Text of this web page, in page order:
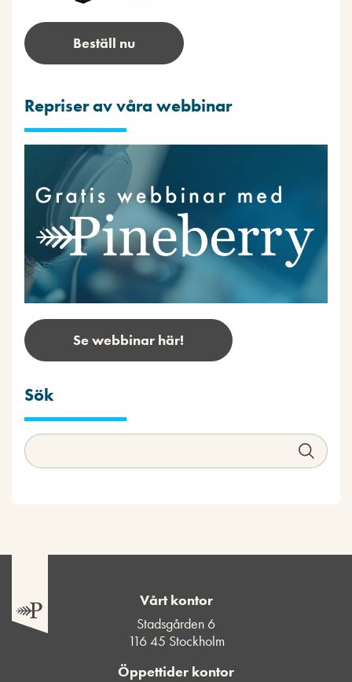
Beställ nu
Repriser av våra webbinar
Se webbinar här!
Sök
Vårt kontor
Stadsgården 6
116 45 Stockholm
Öppettider kontor